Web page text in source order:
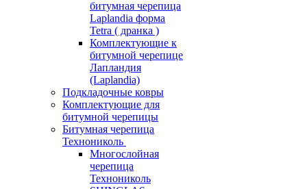
битумная черепица
Laplandia форма
Tetra ( дранка )
Комплектующие к
битумной черепице
Лапландия
(Laplandia)
Подкладочные ковры
Комплектующие для
битумной черепицы
Битумная черепица
Технониколь
Многослойная
черепица
Технониколь